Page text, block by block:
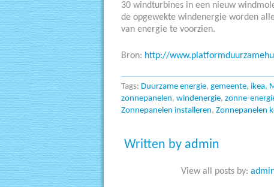
30 windturbines in een nieuw
de opgewekte windenergie worden
van energie te voorzien.
Bron: http://
Tags: Duurzame energie, gemeente, ikea,
zonnepanelen, windenergie, zonne-
Zonnepanelen installeren, Zonnepanelen
Written by admin
View all posts by: